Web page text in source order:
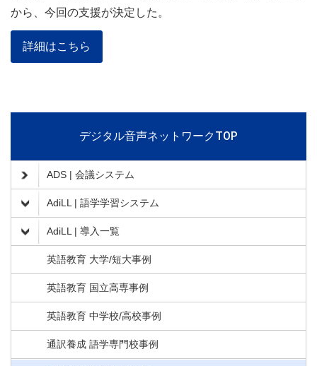
から、今回の支援が決定した。
詳細はこちら
デジタル音声ネットワークTOP
ADS | 会議システム
AdiLL | 語学学習システム
AdiLL | 導入一覧
英語教育 大学/短大事例
英語教育 国立高専事例
英語教育 中学校/高校事例
通訳養成 語学専門校事例